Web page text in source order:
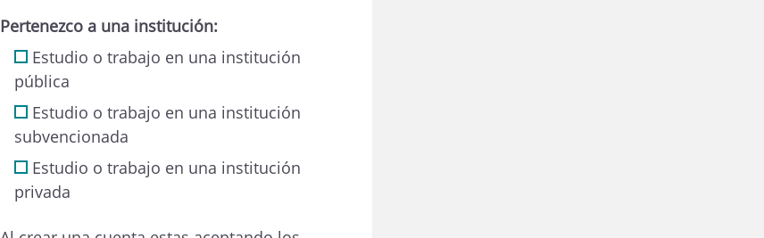
Pertenezco a una institución:
Estudio o trabajo en una institución
pública
Estudio o trabajo en una institución
subvencionada
Estudio o trabajo en una institución
privada